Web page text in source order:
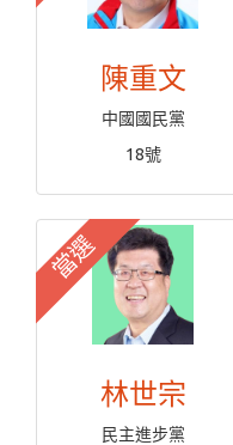
陳重文
中國國民黨
18號
當選
林世宗
民主進步黨